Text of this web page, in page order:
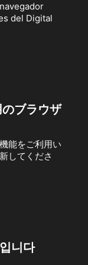
del Digital
ブラウザ
能をご利用い
してくださ
니다